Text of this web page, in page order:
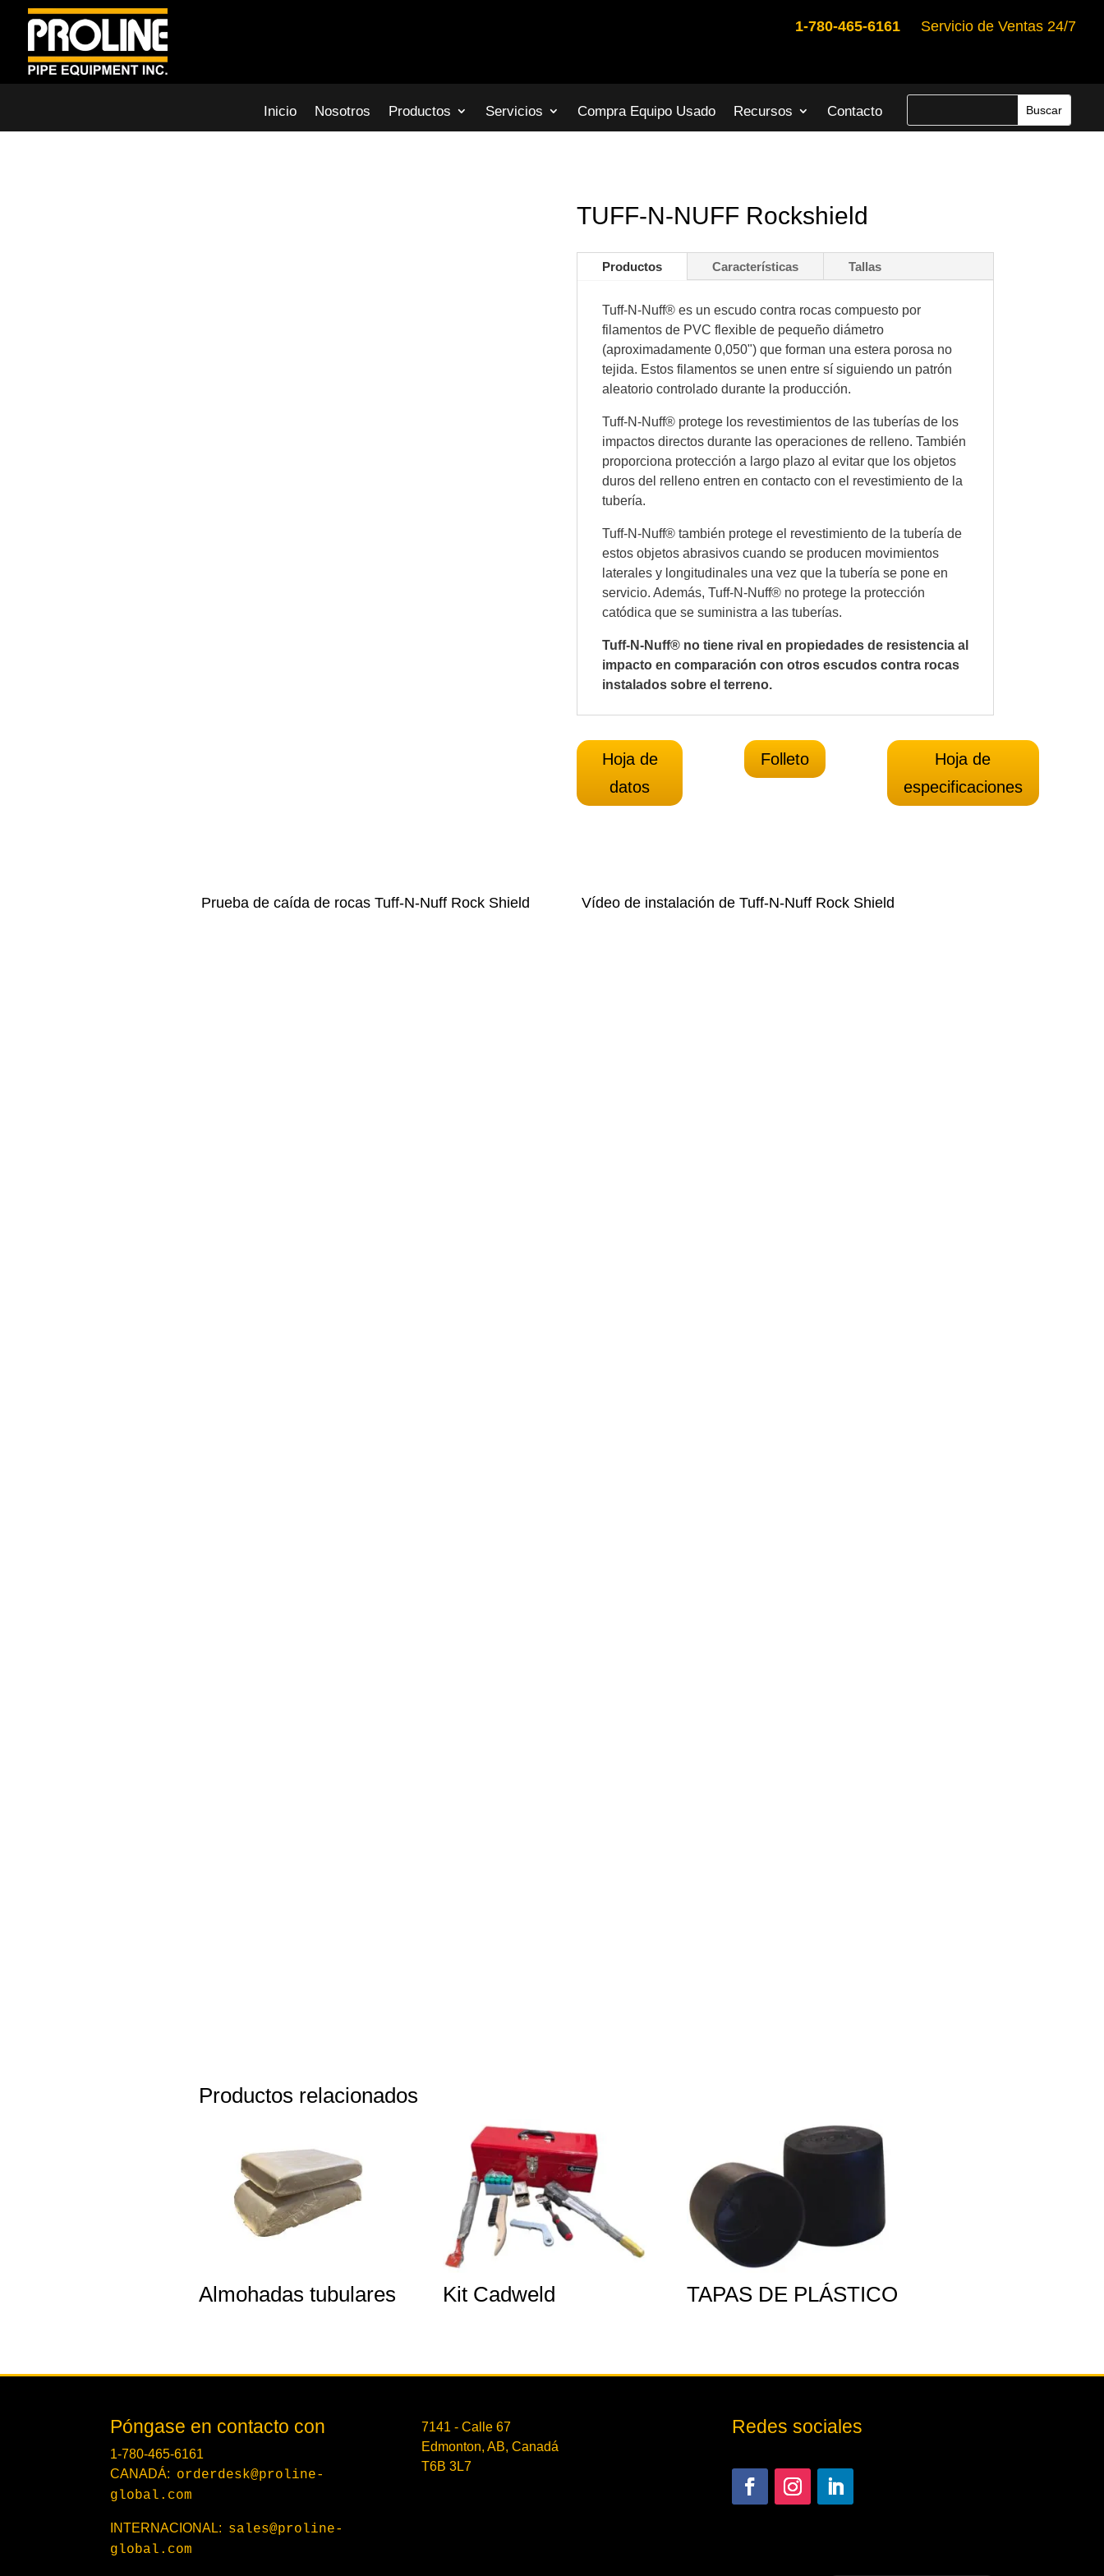
1-780-465-6161 Servicio de Ventas 24/7
Inicio Nosotros Productos Servicios Compra Equipo Usado Recursos Contacto
TUFF-N-NUFF Rockshield
Productos Características Tallas
Tuff-N-Nuff® es un escudo contra rocas compuesto por
filamentos de PVC flexible de pequeño diámetro
(aproximadamente 0,050") que forman una estera porosa no
tejida. Estos filamentos se unen entre sí siguiendo un patrón
aleatorio controlado durante la producción.
Tuff-N-Nuff® protege los revestimientos de las tuberías de los
impactos directos durante las operaciones de relleno. También
proporciona protección a largo plazo al evitar que los objetos
duros del relleno entren en contacto con el revestimiento de la
tubería.
Tuff-N-Nuff® también protege el revestimiento de la tubería de
estos objetos abrasivos cuando se producen movimientos
laterales y longitudinales una vez que la tubería se pone en
servicio. Además, Tuff-N-Nuff® no protege la protección
catódica que se suministra a las tuberías.
Tuff-N-Nuff® no tiene rival en propiedades de resistencia al
impacto en comparación con otros escudos contra rocas
instalados sobre el terreno.
Hoja de
datos
Folleto
Hoja de
especificaciones
Prueba de caída de rocas Tuff-N-Nuff Rock Shield Vídeo de instalación de Tuff-N-Nuff Rock Shield
Productos relacionados
Almohadas tubulares Kit Cadweld TAPAS DE PLÁSTICO
Póngase en contacto con
1-780-465-6161
CANADÁ: orderdesk@proline-
global.com
INTERNACIONAL: sales@proline-
global.com
7141 - Calle 67
Edmonton, AB, Canadá
T6B 3L7
Redes sociales